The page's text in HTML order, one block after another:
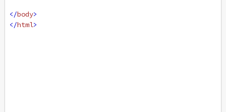
</body>
</html>